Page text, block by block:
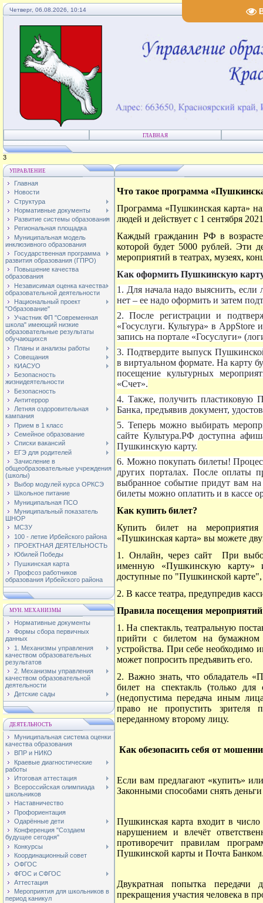
Четверг, 06.08.2026, 10:14
ГЛАВНАЯ
4
УПРАВЛЕНИЕ
Главная
Новости
Структура
Нормативные документы
Развитие системы образования
Региональная площадка
Муниципальная модель
инклюзивного образования
Государственная программа
развития образования (ГПРО)
Повышение качества
образования
Независимая оценка качества
образовательной деятельности
Национальный проект
"Образование"
Участник ФП "Современная
школа" имеющий низкие
образовательные результаты
обучающихся
Планы и анализы работы
Совещания
КИАСУО
Безопасность
жизнидеятельности
Безопасность
Антитеррор
Летняя оздоровительная
кампания
Прием в 1 класс
Семейное образование
Списки вакансий
ЕГЭ для родителей
Зачисление в
общеобразовательные учреждения
(школы)
Выбор модулей курса ОРКСЭ
Школьное питание
Муниципальная ПСО
Муниципальный показатель
ШНОР
МСЗУ
100 - летие Ирбейского района
ПРОЕКТНАЯ ДЕЯТЕЛЬНОСТЬ
Юбилей Победы
Пушкинская карта
Профсоз работников
образования Ирбейского района
МУН. МЕХАНИЗМЫ
Нормативные документы
Формы сбора первичных
данных
1. Механизмы управления
качеством образовательных
результатов
2. Механизмы управления
качеством образовательной
деятельности
Детские сады
ДЕЯТЕЛЬНОСТЬ
Муниципальная система оценки
качества образования
ВПР и НИКО
Краевые диагностические
работы
Итоговая аттестация
Всероссийская олимпиада
школьников
Наставничество
Профориентация
Одарённые дети
Конференция "Создаем
будущее сегодня"
Конкурсы
Координационный совет
ОФГОС
ФГОС и СФГОС
Аттестация
Мероприятия для школьников в
период каникул
Что такое программа
Программа «Пушкинская карта»
людей и действует с 1 сентября
Каждый гражданин РФ в
которой будет 5000 рублей. Эти
мероприятий в театрах, музеях,
Как оформить Пушкинскую
1. Для начала надо выяснить, если
нет – ее надо оформить и затем
2. После регистрации и
«Госуслуги. Культура» в
запись на портале «Госуслуги»
3. Подтвердите выпуск
в виртуальном формате. На карту
посещение культурных
«Счет».
4. Также, получить
Банка, предъявив документ,
5. Теперь можно выбирать
сайте Культура.РФ доступна
Пушкинскую карту.
6. Можно покупать билеты!
других порталах. После
выбранное событие придут вам
билеты можно оплатить и в кассе
Как купить билет?
Купить билет на мероприятия
«Пушкинская карта» вы можете
1. Онлайн, через сайт При
именную «Пушкинскую карту»
доступные по "Пушкинской
2. В кассе театра, предупредив
Правила посещения
1. На спектакль, театральную
прийти с билетом на бумажном
устройства. При себе необходимо
может попросить предъявить его.
2. Важно знать, что обладатель
билет на спектакль (только
(недопустима передача иным
право не пропустить
переданному второму лицу.
Как обезопасить себя от
Если вам предлагают «купить»
Законными способами снять
Пушкинская карта входит в
нарушением и влечёт
противоречит правилам
Пушкинской карты и Почта
Двукратная попытка
прекращения участия человека в